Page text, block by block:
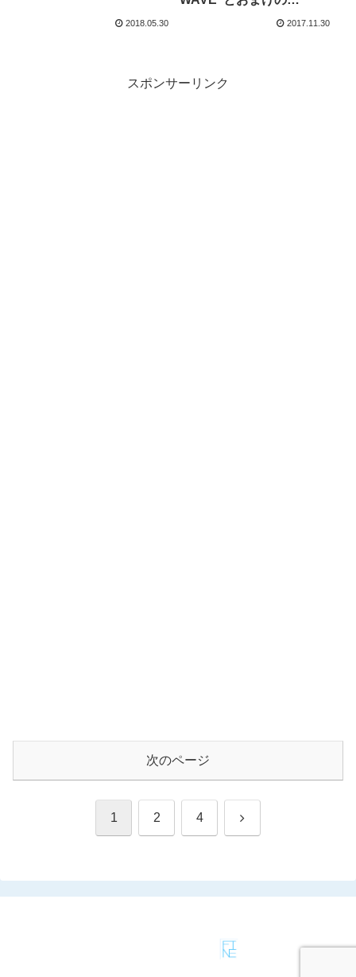
2018.05.30 2017.11.30
スポンサーリンク
次のページ
1 2 4 次